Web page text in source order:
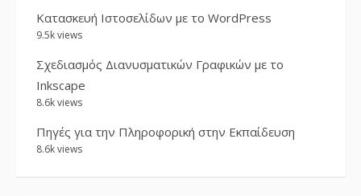
Κατασκευή Ιστοσελίδων με το WordPress
9.5k views
Σχεδιασμός Διανυσματικών Γραφικών με το
Inkscape
8.6k views
Πηγές για την Πληροφορική στην Εκπαίδευση
8.6k views